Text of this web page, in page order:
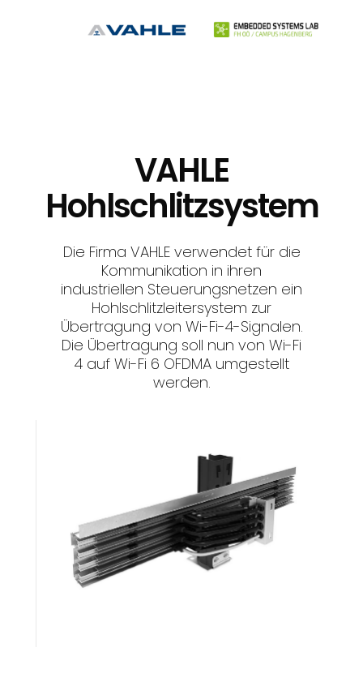
VAHLE
Hohlschlitzsystem
Die Firma VAHLE verwendet für die
Kommunikation in ihren
industriellen Steuerungsnetzen ein
Hohlschlitzleitersystem zur
Übertragung von Wi-Fi-4-Signalen.
Die Übertragung soll nun von Wi-Fi
4 auf Wi-Fi 6 OFDMA umgestellt
werden.